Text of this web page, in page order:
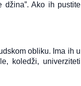
džina”. Ako ih pustite
obliku. Ima ih u
koledži, univerziteti